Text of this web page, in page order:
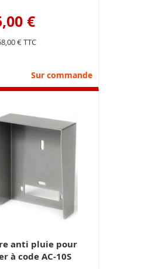
€
€
Sur commande
anti pluie pour
à code AC-10S